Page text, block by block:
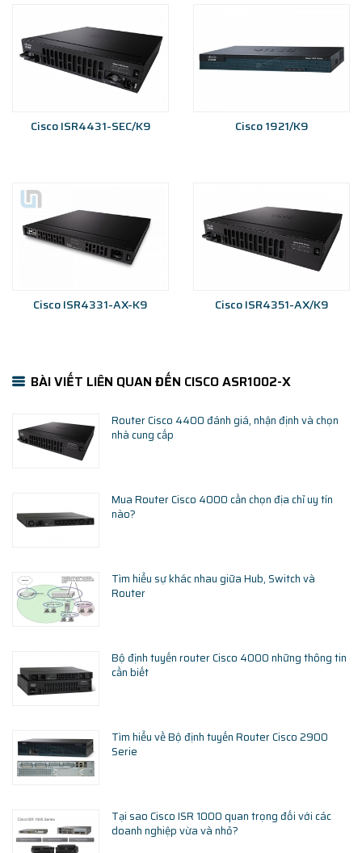
Cisco ISR4431-SEC/K9 Cisco 1921/K9
Cisco ISR4331-AX-K9 Cisco ISR4351-AX/K9
BÀI VIẾT LIÊN QUAN ĐẾN CISCO ASR1002-X
Router Cisco 4400 đánh giá, nhận định và chọn
nhà cung cấp
Mua Router Cisco 4000 cần chọn địa chỉ uy tín
nào?
Tìm hiểu sự khác nhau giữa Hub, Switch và
Router
Bộ định tuyến router Cisco 4000 những thông tin
cần biết
Tìm hiểu về Bộ định tuyến Router Cisco 2900
Serie
Tại sao Cisco ISR 1000 quan trọng đối với các
doanh nghiệp vừa và nhỏ?